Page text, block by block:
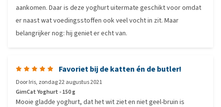
aankomen. Daar is deze yoghurt uitermate geschikt voor omdat
er naast wat voedingsstoffen ook veel vocht in zit. Maar
belangrijker nog: hij geniet er echt van.
Favoriet bij de katten én de butler!
DoorIris, zondag 22 augustus 2021
GimCat Yoghurt - 150 g
Mooie gladde yoghurt, dat het wit ziet en niet geel-bruin is